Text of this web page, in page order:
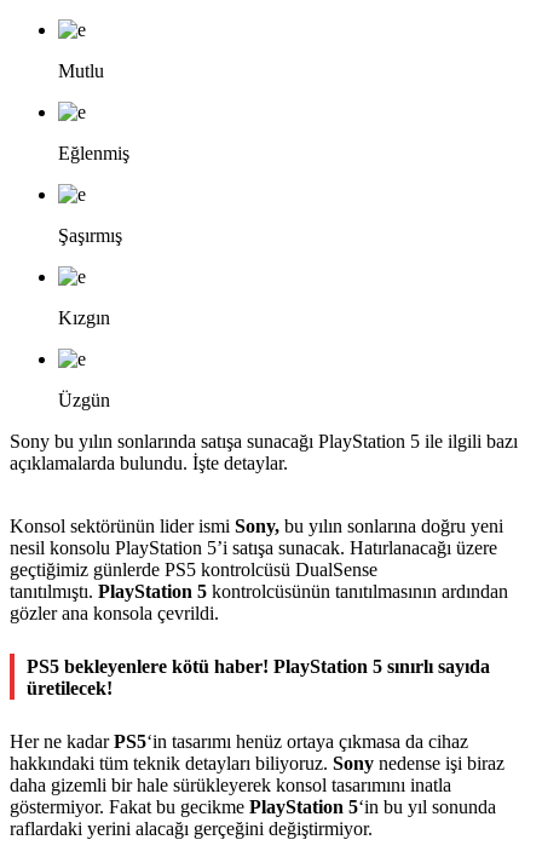
Mutlu
Eğlenmiş
Şaşırmış
Kızgın
Üzgün
Sony bu yılın sonlarında satışa sunacağı PlayStation 5 ile ilgili bazı
açıklamalarda bulundu. İşte detaylar.
Konsol sektörünün lider ismi Sony, bu yılın sonlarına doğru yeni
nesil konsolu PlayStation 5’i satışa sunacak. Hatırlanacağı üzere
geçtiğimiz günlerde PS5 kontrolcüsü DualSense
tanıtılmıştı. PlayStation 5 kontrolcüsünün tanıtılmasının ardından
gözler ana konsola çevrildi.
PS5 bekleyenlere kötü haber! PlayStation 5 sınırlı sayıda
üretilecek!
Her ne kadarPS5‘in tasarımı henüz ortaya çıkmasa da cihaz
hakkındaki tüm teknik detayları biliyoruz. Sony nedense işi biraz
daha gizemli bir hale sürükleyerek konsol tasarımını inatla
göstermiyor. Fakat bu gecikme PlayStation 5‘in bu yıl sonunda
raflardaki yerini alacağı gerçeğini değiştirmiyor.